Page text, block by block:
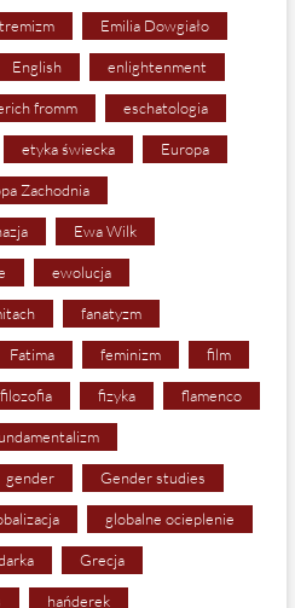
Emilia Dowgiało
English enlightenment
fromm eschatologia
etyka świecka Europa
Zachodnia
Ewa Wilk
ewolucja
fanatyzm
Fatima feminizm film
filozofia fizyka flamenco
gender Gender studies
globalne ocieplenie
Grecja
hańderek